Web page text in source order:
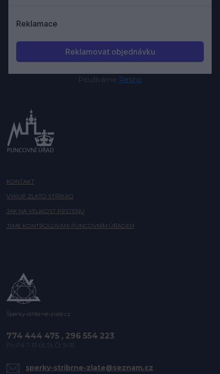
Používáme Retino
KONTAKT
VÝKUP ZLATO STŘÍBRO
JAK NA VELIKOST PRSTENU
JSME KONTROLOVÁNI PUNCOVNÍM ÚŘADEM
Šperky-stříbrné-zlaté.cz
774 444 475 , 296 554 223
Po,Pá 7-13 Út,St,Čt 9-15
sperky-stribrne-zlate@seznam.cz